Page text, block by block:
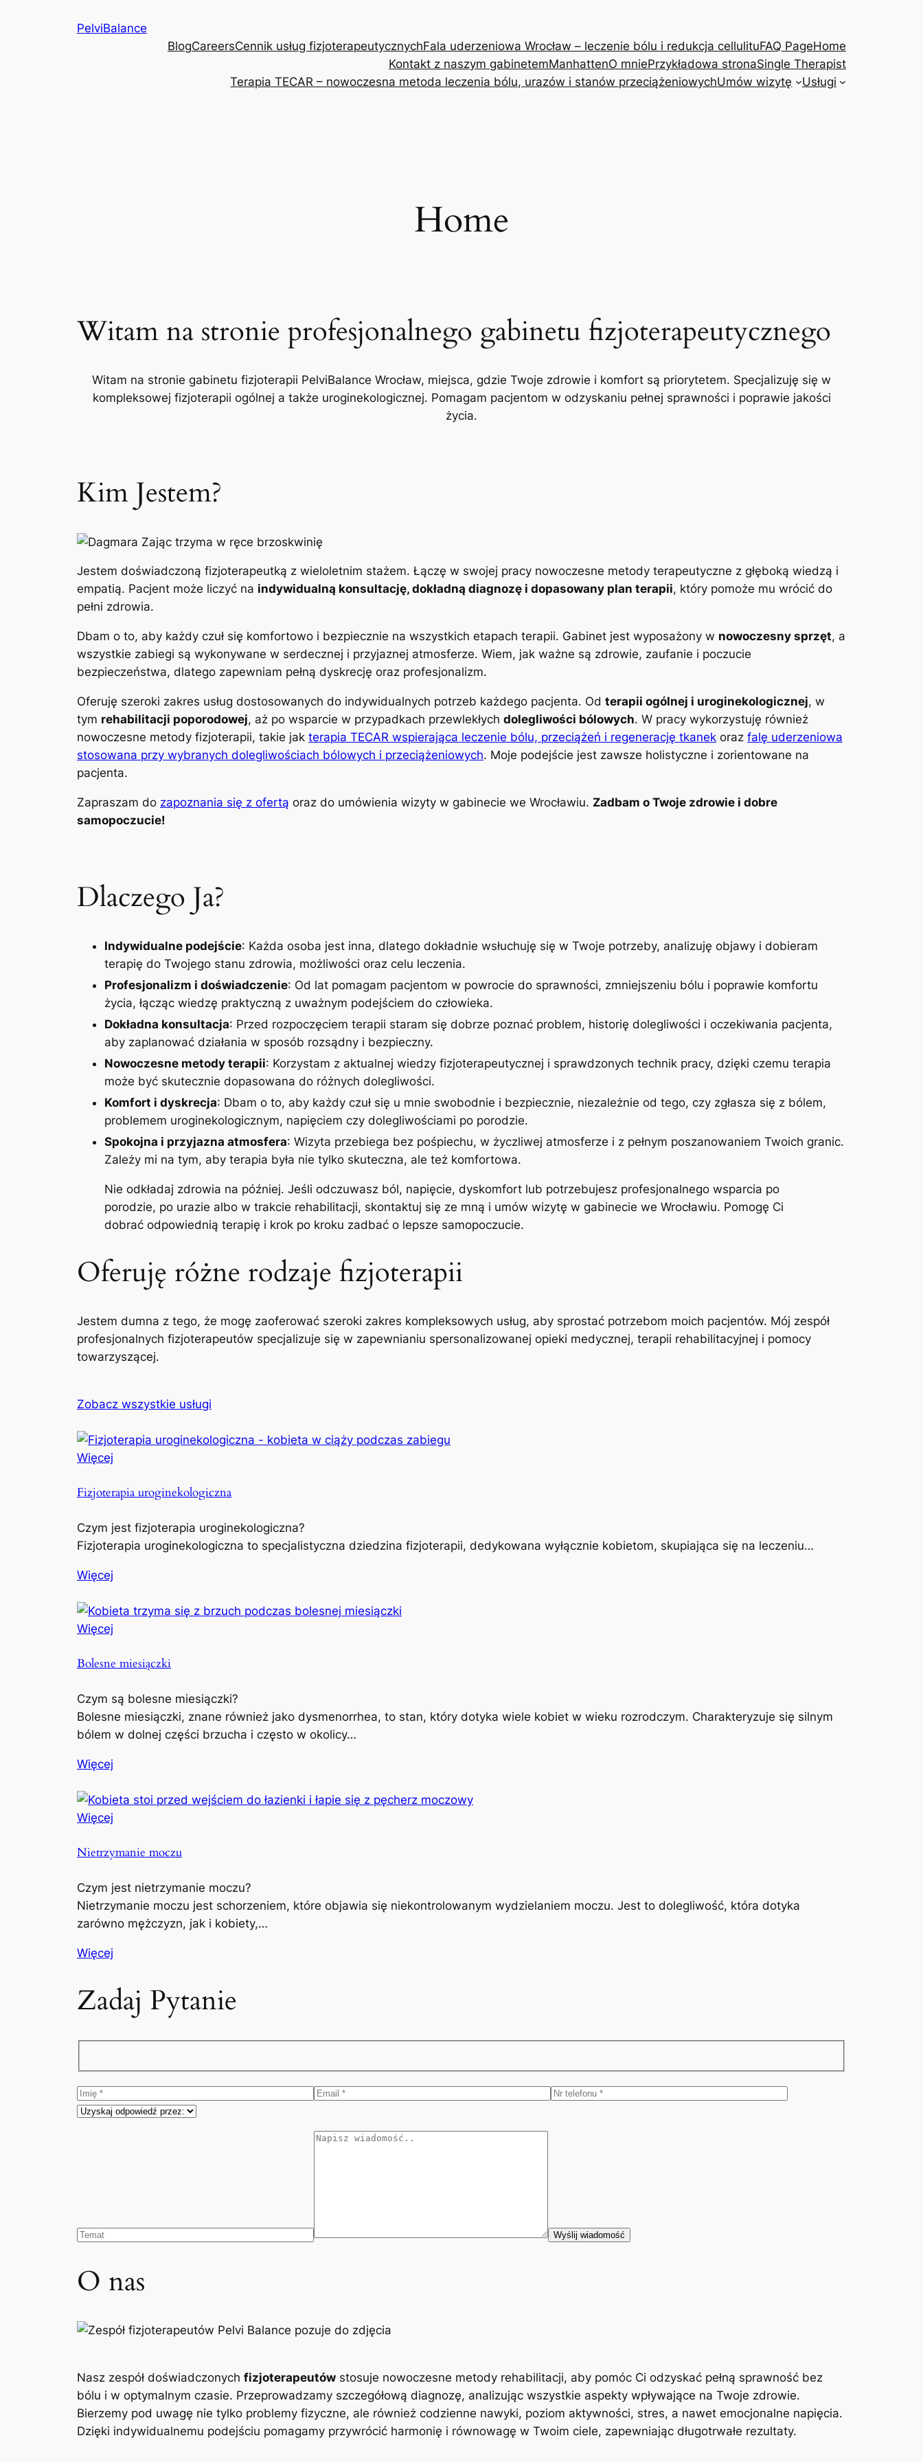
PelviBalance
BlogCareersCennik usług fizjoterapeutycznychFala uderzeniowa Wrocław – leczenie bólu i redukcja cellulituFAQ PageHome
Kontakt z naszym gabinetemManhattenO mniePrzykładowa stronaSingle Therapist
Terapia TECAR – nowoczesna metoda leczenia bólu, urazów i stanów przeciążeniowychUmów wizytę Usługi
Home
Witam na stronie profesjonalnego gabinetu fizjoterapeutycznego
Witam na stronie gabinetu fizjoterapii PelviBalance Wrocław, miejsca, gdzie Twoje zdrowie i komfort są priorytetem. Specjalizuję się w
kompleksowej fizjoterapii ogólnej a także uroginekologicznej. Pomagam pacjentom w odzyskaniu pełnej sprawności i poprawie jakości
życia.
Kim Jestem?
Jestem doświadczoną fizjoterapeutką z wieloletnim stażem. Łączę w swojej pracy nowoczesne metody terapeutyczne z głęboką wiedzą i
empatią. Pacjent może liczyć na indywidualną konsultację, dokładną diagnozę i dopasowany plan terapii, który pomoże mu wrócić do
pełni zdrowia.
Dbam o to, aby każdy czuł się komfortowo i bezpiecznie na wszystkich etapach terapii. Gabinet jest wyposażony w nowoczesny sprzęt, a
wszystkie zabiegi są wykonywane w serdecznej i przyjaznej atmosferze. Wiem, jak ważne są zdrowie, zaufanie i poczucie
bezpieczeństwa, dlatego zapewniam pełną dyskrecję oraz profesjonalizm.
Oferuję szeroki zakres usług dostosowanych do indywidualnych potrzeb każdego pacjenta. Od terapii ogólnej i uroginekologicznej, w
tym rehabilitacji poporodowej, aż po wsparcie w przypadkach przewlekłych dolegliwości bólowych. W pracy wykorzystuję również
nowoczesne metody fizjoterapii, takie jak terapia TECAR wspierająca leczenie bólu, przeciążeń i regenerację tkanek oraz falę uderzeniowa
stosowana przy wybranych dolegliwościach bólowych i przeciążeniowych. Moje podejście jest zawsze holistyczne i zorientowane na
pacjenta.
Zapraszam do zapoznania się z ofertą oraz do umówienia wizyty w gabinecie we Wrocławiu. Zadbam o Twoje zdrowie i dobre
samopoczucie!
Dlaczego Ja?
Indywidualne podejście: Każda osoba jest inna, dlatego dokładnie wsłuchuję się w Twoje potrzeby, analizuję objawy i dobieram
terapię do Twojego stanu zdrowia, możliwości oraz celu leczenia.
Profesjonalizm i doświadczenie: Od lat pomagam pacjentom w powrocie do sprawności, zmniejszeniu bólu i poprawie komfortu
życia, łącząc wiedzę praktyczną z uważnym podejściem do człowieka.
Dokładna konsultacja: Przed rozpoczęciem terapii staram się dobrze poznać problem, historię dolegliwości i oczekiwania pacjenta,
aby zaplanować działania w sposób rozsądny i bezpieczny.
Nowoczesne metody terapii: Korzystam z aktualnej wiedzy fizjoterapeutycznej i sprawdzonych technik pracy, dzięki czemu terapia
może być skutecznie dopasowana do różnych dolegliwości.
Komfort i dyskrecja: Dbam o to, aby każdy czuł się u mnie swobodnie i bezpiecznie, niezależnie od tego, czy zgłasza się z bólem,
problemem uroginekologicznym, napięciem czy dolegliwościami po porodzie.
Spokojna i przyjazna atmosfera: Wizyta przebiega bez pośpiechu, w życzliwej atmosferze i z pełnym poszanowaniem Twoich granic.
Zależy mi na tym, aby terapia była nie tylko skuteczna, ale też komfortowa.
Nie odkładaj zdrowia na później. Jeśli odczuwasz ból, napięcie, dyskomfort lub potrzebujesz profesjonalnego wsparcia po
porodzie, po urazie albo w trakcie rehabilitacji, skontaktuj się ze mną i umów wizytę w gabinecie we Wrocławiu. Pomogę Ci
dobrać odpowiednią terapię i krok po kroku zadbać o lepsze samopoczucie.
Oferuję różne rodzaje fizjoterapii
Jestem dumna z tego, że mogę zaoferować szeroki zakres kompleksowych usług, aby sprostać potrzebom moich pacjentów. Mój zespół
profesjonalnych fizjoterapeutów specjalizuje się w zapewnianiu spersonalizowanej opieki medycznej, terapii rehabilitacyjnej i pomocy
towarzyszącej.
Zobacz wszystkie usługi
Więcej
Fizjoterapia uroginekologiczna
Czym jest fizjoterapia uroginekologiczna?
Fizjoterapia uroginekologiczna to specjalistyczna dziedzina fizjoterapii, dedykowana wyłącznie kobietom, skupiająca się na leczeniu…
Więcej
Więcej
Bolesne miesiączki
Czym są bolesne miesiączki?
Bolesne miesiączki, znane również jako dysmenorrhea, to stan, który dotyka wiele kobiet w wieku rozrodczym. Charakteryzuje się silnym
bólem w dolnej części brzucha i często w okolicy…
Więcej
Więcej
Nietrzymanie moczu
Czym jest nietrzymanie moczu?
Nietrzymanie moczu jest schorzeniem, które objawia się niekontrolowanym wydzielaniem moczu. Jest to dolegliwość, która dotyka
zarówno mężczyzn, jak i kobiety,…
Więcej
Zadaj Pytanie
O nas
Nasz zespół doświadczonych fizjoterapeutów stosuje nowoczesne metody rehabilitacji, aby pomóc Ci odzyskać pełną sprawność bez
bólu i w optymalnym czasie. Przeprowadzamy szczegółową diagnozę, analizując wszystkie aspekty wpływające na Twoje zdrowie.
Bierzemy pod uwagę nie tylko problemy fizyczne, ale również codzienne nawyki, poziom aktywności, stres, a nawet emocjonalne napięcia.
Dzięki indywidualnemu podejściu pomagamy przywrócić harmonię i równowagę w Twoim ciele, zapewniając długotrwałe rezultaty.